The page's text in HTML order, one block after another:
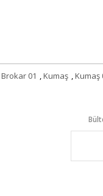
Brokar 01 ,Kumaş ,Kumaş